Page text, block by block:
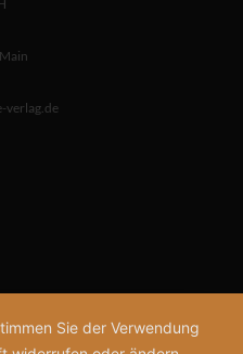
verlag.de
Sie der Verwendung